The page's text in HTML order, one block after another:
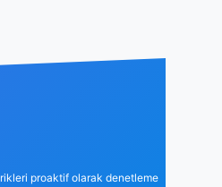
proaktif olarak denetleme